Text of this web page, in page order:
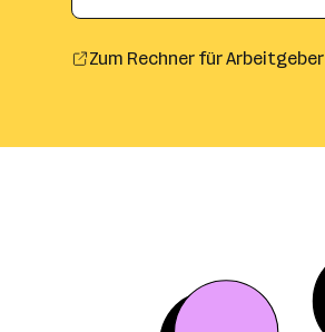
Zum Rechner für Arbeitgeber